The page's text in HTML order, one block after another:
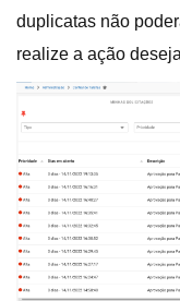
duplicatas não
realize a ação